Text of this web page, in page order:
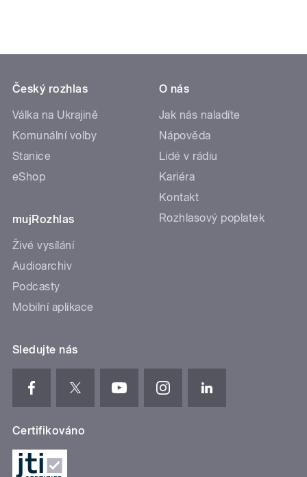
Český rozhlas
Válka na Ukrajině
Komunální volby
Stanice
eShop
mujRozhlas
Živé vysílání
Audioarchiv
Podcasty
Mobilní aplikace
O nás
Jak nás naladíte
Nápověda
Lidé v rádiu
Kariéra
Kontakt
Rozhlasový poplatek
Sledujte nás
Certifikováno